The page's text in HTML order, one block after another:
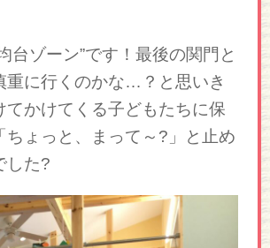
台ゾーン”です！最後の関門と
重に行くのかな…？と思いき
てかけてくる子どもたちに保
ちょっと、まって～?」と止め
した?